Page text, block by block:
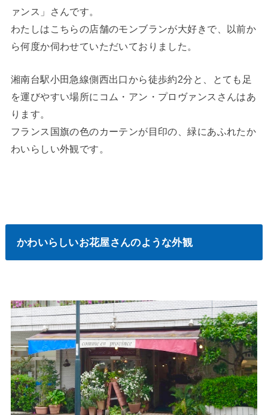
ァンス」さんです。
わたしはこちらの店舗のモンブランが大好きで、以前か
ら何度か伺わせていただいておりました。
湘南台駅小田急線側西出口から徒歩約2分と、とても足
を運びやすい場所にコム・アン・プロヴァンスさんはあ
ります。
フランス国旗の色のカーテンが目印の、緑にあふれたか
わいらしい外観です。
かわいらしいお花屋さんのような外観